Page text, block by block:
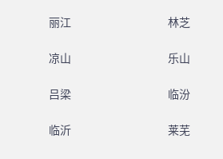
丽江 林芝
凉山 乐山
吕梁 临汾
临沂 莱芜